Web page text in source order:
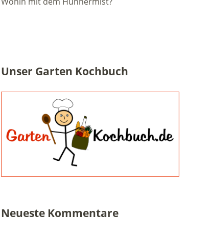
Unser Garten Kochbuch
Neueste Kommentare